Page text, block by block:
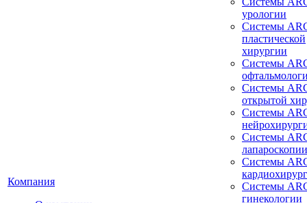
Компания
урологии
Системы
пластической
хирургии
Системы
Системы
открытой
Системы
Системы
лапароскопии
Системы
Системы
гинекологии